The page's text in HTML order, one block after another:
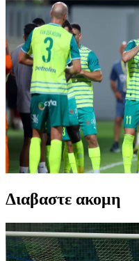
Διαβαστε ακομη